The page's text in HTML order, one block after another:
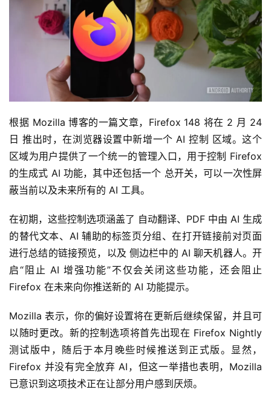
根据 Mozilla 博客的一篇文章，Firefox 148 将在 2 月 24
日 推出时，在浏览器设置中新增一个 AI 控制 区域。这个
区域为用户提供了一个统一的管理入口，用于控制 Firefox
的生成式 AI 功能，其中还包括一个 总开关，可以一次性屏
蔽当前以及未来所有的 AI 工具。
在初期，这些控制选项涵盖了 自动翻译、PDF 中由 AI 生成
的替代文本、AI 辅助的标签页分组、在打开链接前对页面
进行总结的链接预览，以及 侧边栏中的 AI 聊天机器人。开
启“阻止 AI 增强功能”不仅会关闭这些功能，还会阻止
Firefox 在未来向你推送新的 AI 功能提示。
Mozilla 表示，你的偏好设置将在更新后继续保留，并且可
以随时更改。新的控制选项将首先出现在 Firefox Nightly
测试版中，随后于本月晚些时候推送到正式版。显然，
Firefox 并没有完全放弃 AI，但这一举措也表明，Mozilla
已意识到这项技术正在让部分用户感到厌烦。